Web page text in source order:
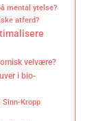
mental ytelse?
atferd?
velvære?
i bio-
Kropp